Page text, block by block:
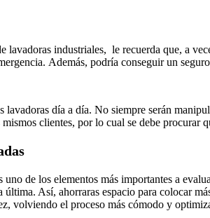
lavadoras industriales, le recuerda que, a
Además, podría conseguir un
lavadoras día a día. No siempre serán
clientes, por lo cual se debe
uno de los elementos más importantes a
Así, ahorraras espacio para colocar
volviendo el proceso más cómodo y